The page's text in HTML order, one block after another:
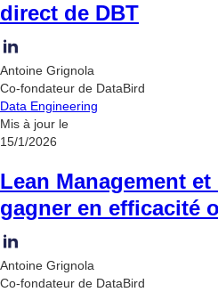
direct de DBT
Antoine Grignola
Co-fondateur de DataBird
Data Engineering
Mis à jour le
15/1/2026
Lean Management
gagner en efficacité
Antoine Grignola
Co-fondateur de DataBird